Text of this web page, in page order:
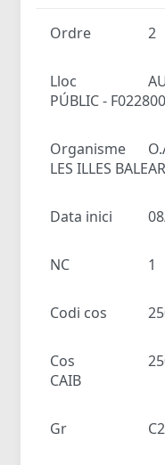
Ordre 2
Lloc
PÚBLIC -
Organisme
LES ILLES
Data inici
NC 1
Codi cos
Cos
CAIB
Gr C2